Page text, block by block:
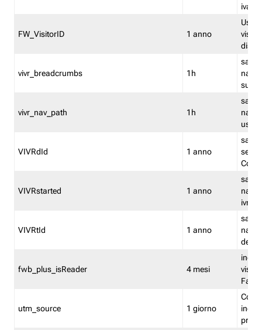
iva/
FW_VisitorID 1 anno
vivr_breadcrumbs 1h
salva
su
vivr_nav_path 1h
salva
VIVRdId 1 anno
salva
Convy
VIVRstarted 1 anno
salva
ivr
VIVRtId 1 anno
salva
del
fwb_plus_isReader 4 mesi
utm_source 1 giorno